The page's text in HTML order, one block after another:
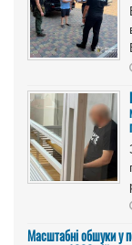
Масштабні обшуки у